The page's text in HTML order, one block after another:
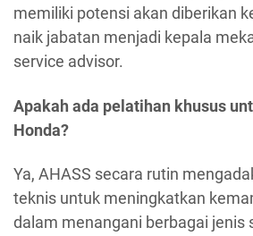
memiliki potensi akan diberikan
naik jabatan menjadi kepala
service advisor.
Apakah ada pelatihan khusus
Honda?
Ya, AHASS secara rutin
teknis untuk meningkatkan
dalam menangani berbagai jenis